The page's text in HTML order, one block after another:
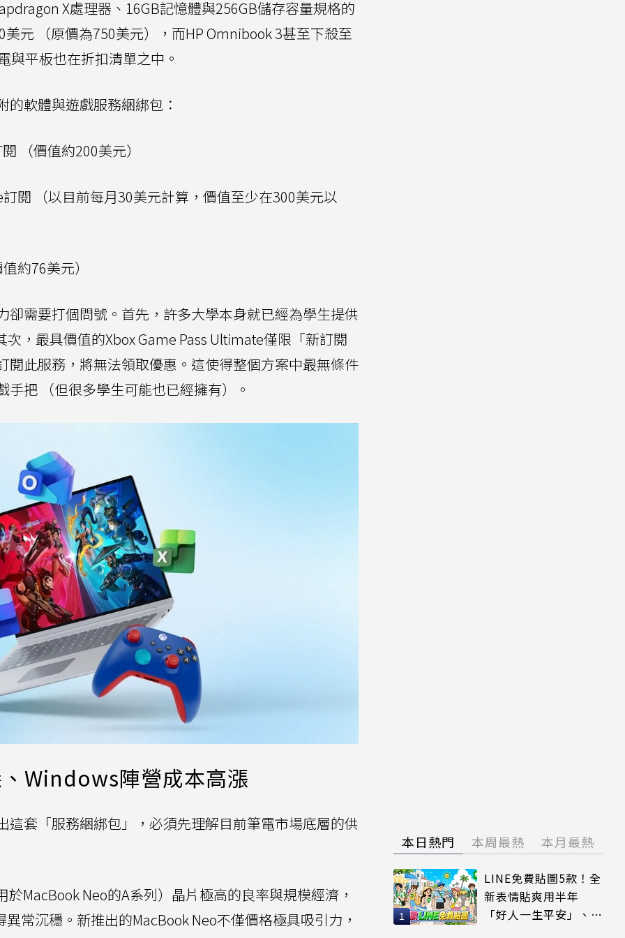
X處理器、16GB記憶體與256GB儲存容量規格的
元 （原價為750美元），而HP Omnibook 3甚至下殺至
與平板也在折扣清單之中。
軟體與遊戲服務綑綁包：
（價值約200美元）
閱 （以目前每月30美元計算，價值至少在300美元以
約76美元）
卻需要打個問號。首先，許多大學本身就已經為學生提供
，最具價值的Xbox Game Pass Ultimate僅限「新訂閱
閱此服務，將無法領取優惠。這使得整個方案中最無條件
把 （但很多學生可能也已經擁有）。
Windows陣營成本高漲
這套「服務綑綁包」，必須先理解目前筆電市場底層的供
MacBook Neo的A系列）晶片極高的良率與規模經濟，
常沉穩。新推出的MacBook Neo不僅價格極具吸引力，
本日熱門 本周最熱 本月最熱
LINE免費貼圖5款！全
新表情貼爽用半年
「好人一生平安」、